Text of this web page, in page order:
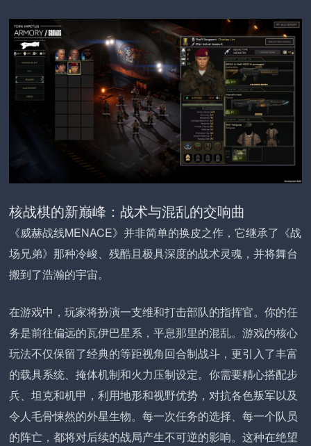
核战棋的新巅峰：战术与混乱的交响曲
《威赫战线MENACE》并非简单的换皮之作，它继承了《战
场兄弟》那种冷峻、残酷且极具深度的战术灵魂，并将舞台
搬到了浩瀚的宇宙。
在游戏中，玩家将扮演一支维和打击部队的指挥官。你的任
务是前往偏远的瓦伊巴星系，平息那里的混乱。游戏的核心
玩法不仅保留了经典的等距视角回合制战斗，更引入了丰富
的载具系统、掩体机制和火力压制设定。你需要精心搭配步
兵、坦克和机甲，利用地形和视野优势，对抗各色叛军以及
令人毛骨悚然的外星生物。每一次任务的选择、每一个队员
的阵亡，都将对后续的战局产生不可逆的影响。这种在绝望